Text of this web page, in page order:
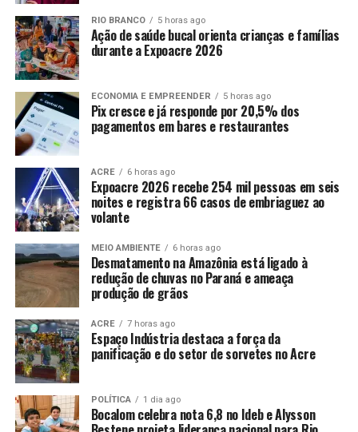
RIO BRANCO 5 horas ago
Ação de saúde bucal orienta crianças e famílias
durante a Expoacre 2026
ECONOMIA E EMPREENDER 5 horas ago
Pix cresce e já responde por 20,5% dos
pagamentos em bares e restaurantes
ACRE 6 horas ago
Expoacre 2026 recebe 254 mil pessoas em seis
noites e registra 66 casos de embriaguez ao
volante
MEIO AMBIENTE 6 horas ago
Desmatamento na Amazônia está ligado à
redução de chuvas no Paraná e ameaça
produção de grãos
ACRE 7 horas ago
Espaço Indústria destaca a força da
panificação e do setor de sorvetes no Acre
POLÍTICA 1 dia ago
Bocalom celebra nota 6,8 no Ideb e Alysson